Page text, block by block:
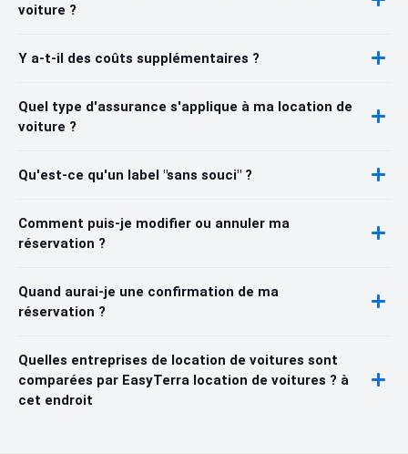
voiture ?
Y a-t-il des coûts supplémentaires ?
Quel type d'assurance s'applique à ma location de
voiture ?
Qu'est-ce qu'un label "sans souci" ?
Comment puis-je modifier ou annuler ma
réservation ?
Quand aurai-je une confirmation de ma
réservation ?
Quelles entreprises de location de voitures sont
comparées par EasyTerra location de voitures ? à
cet endroit